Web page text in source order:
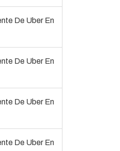
De Uber En
De Uber En
De Uber En
De Uber En